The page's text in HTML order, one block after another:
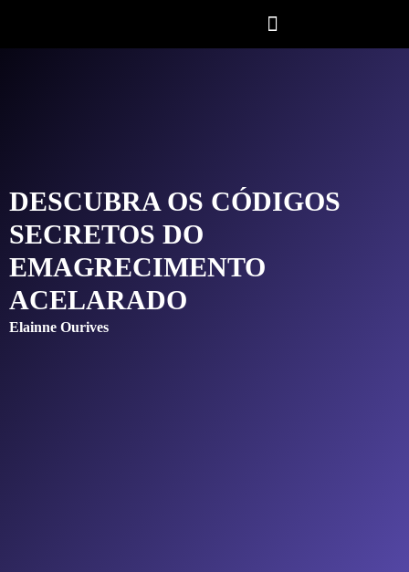
DESCUBRA OS CÓDIGOS
SECRETOS DO
EMAGRECIMENTO
ACELARADO
Elainne Ourives